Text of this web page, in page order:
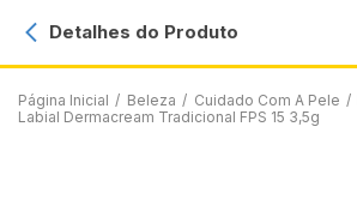
Página Inicial / Beleza / Cuidado Com A Pele /
Labial Dermacream Tradicional FPS 15 3,5g
Detalhes do Produto